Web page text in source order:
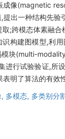
成像(magnetic
提出一种结构先
取;跨模态体素融
识构建图模型,利
块(multi-
进行试验验证,所
明了算法的有效
多模态, 多类别分